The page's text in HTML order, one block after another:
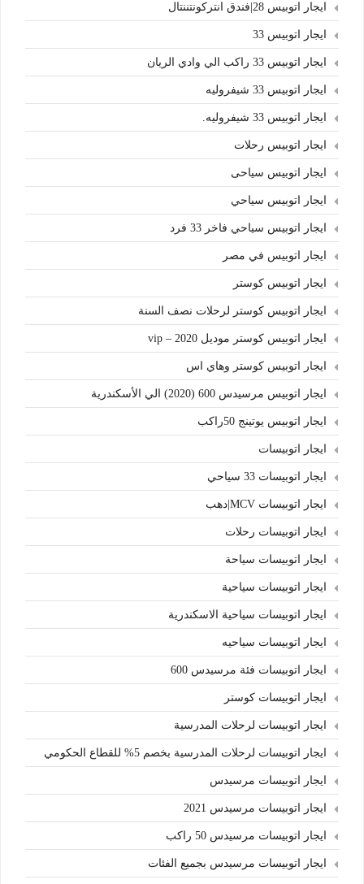
ايجار اتوبيس 28|فندق انتركونتننتال
ايجار اتوبيس 33
ايجار اتوبيس 33 راكب الي وادي الريان
ايجار اتوبيس 33 شيفروليه
ايجار اتوبيس 33 شيفروليه.
ايجار اتوبيس رحلات
ايجار اتوبيس سياحى
ايجار اتوبيس سياحي
ايجار اتوبيس سياحي فاخر 33 فرد
ايجار اتوبيس في مصر
ايجار اتوبيس كوستر
ايجار اتوبيس كوستر لرحلات نصف السنة
ايجار اتوبيس كوستر موديل 2020 – vip
ايجار اتوبيس كوستر وهاي اس
ايجار اتوبيس مرسيدس 600 (2020) الي الأسكندرية
ايجار اتوبيس يوتينج 50راكب
ايجار اتوبيسات
ايجار اتوبيسات 33 سياحي
ايجار اتوبيسات MCV|دهب
ايجار اتوبيسات رحلات
ايجار اتوبيسات سياحة
ايجار اتوبيسات سياحية
ايجار اتوبيسات سياحية الاسكندرية
ايجار اتوبيسات سياحيه
ايجار اتوبيسات فئة مرسيدس 600
ايجار اتوبيسات كوستر
ايجار اتوبيسات لرحلات المدرسية
ايجار اتوبيسات لرحلات المدرسية بخصم 5% للقطاع الحكومي
ايجار اتوبيسات مرسيدس
ايجار اتوبيسات مرسيدس 2021
ايجار اتوبيسات مرسيدس 50 راكب
ايجار اتوبيسات مرسيدس بجميع الفئات